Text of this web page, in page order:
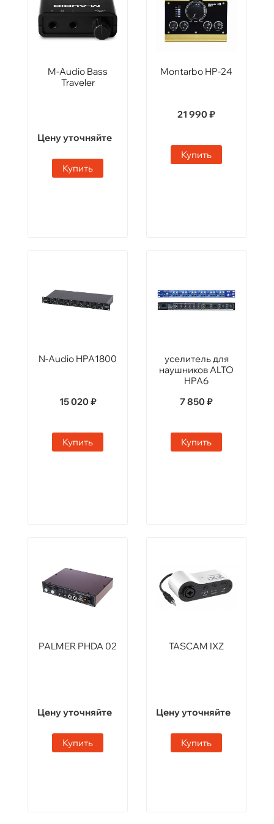
M-Audio Bass
Traveler
Цену уточняйте
Купить
Montarbo HP-24
21 990 ₽
Купить
N-Audio HPA1800
15 020 ₽
Купить
уселитель для
наушников ALTO
HPA6
7 850 ₽
Купить
PALMER PHDA 02
Цену уточняйте
Купить
TASCAM IXZ
Цену уточняйте
Купить